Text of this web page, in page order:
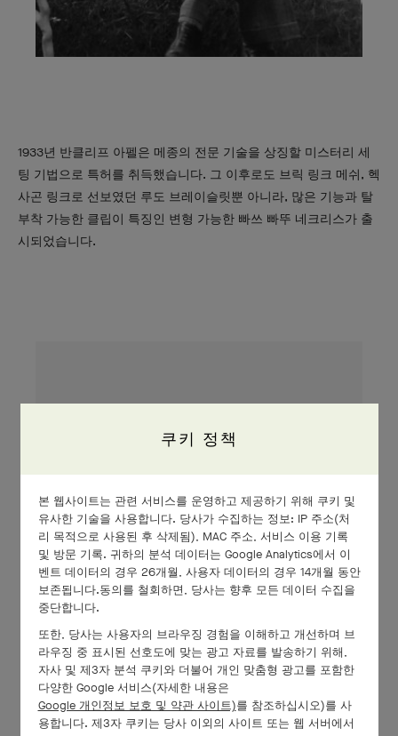
1933년 반클리프 아펠은 메종의 전문 기술을 상징할 미스터리 세
팅 기법으로 특허를 취득했습니다. 그 이후로도 브릭 링크 메쉬, 헥
사곤 링크로 선보였던 루도 브레이슬릿뿐 아니라, 많은 기능과 탈
부착 가능한 클립이 특징인 변형 가능한 빠쓰 빠뚜 네크리스가 출
시되었습니다.
쿠키 정책
본 웹사이트는 관련 서비스를 운영하고 제공하기 위해 쿠키 및
유사한 기술을 사용합니다. 당사가 수집하는 정보: IP 주소(처
리 목적으로 사용된 후 삭제됨), MAC 주소, 서비스 이용 기록
및 방문 기록. 귀하의 분석 데이터는 Google Analytics에서 이
벤트 데이터의 경우 26개월, 사용자 데이터의 경우 14개월 동안
보존됩니다.동의를 철회하면, 당사는 향후 모든 데이터 수집을
중단합니다.
또한, 당사는 사용자의 브라우징 경험을 이해하고 개선하며 브
라우징 중 표시된 선호도에 맞는 광고 자료를 발송하기 위해,
자사 및 제3자 분석 쿠키와 더불어 개인 맞춤형 광고를 포함한
다양한 Google 서비스(자세한 내용은
Google 개인정보 보호 및 약관 사이트)를 참조하십시오)를 사
용합니다. 제3자 쿠키는 당사 이외의 사이트 또는 웹 서버에서